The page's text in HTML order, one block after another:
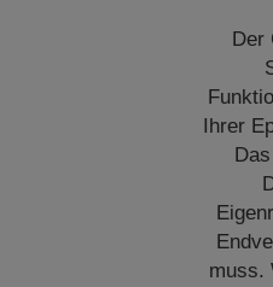
Der
Ihrer
muss.